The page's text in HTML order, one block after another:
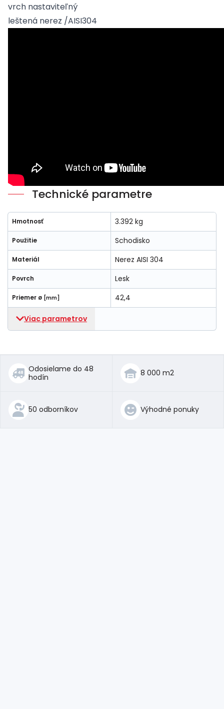
vrch nastaviteľný
leštená nerez /AISI304
Technické parametre
Hmotnosť 3.392 kg
Použitie Schodisko
Materiál Nerez AISI 304
Povrch Lesk
Priemer ø [mm] 42,4
Viac parametrov
Odosielame do 48
hodín
8 000 m2
50 odborníkov Výhodné ponuky